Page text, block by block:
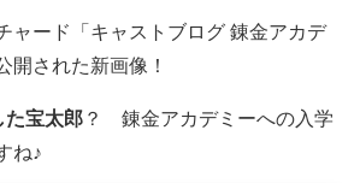
ャード「キャストブログ 錬金アカデ
開された新画像！
た宝太郎 ？ 錬金アカデミーへの入学
ね♪